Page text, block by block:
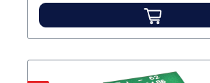
Interimsversorgung erster